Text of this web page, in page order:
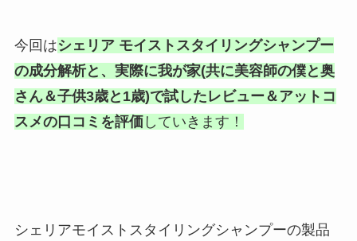
今回はシェリア モイストスタイリングシャンプー
の成分解析と、実際に我が家(共に美容師の僕と奥
さん＆子供3歳と1歳)で試したレビュー＆アットコ
スメの口コミを評価していきます！
シェリアモイストスタイリングシャンプーの製品